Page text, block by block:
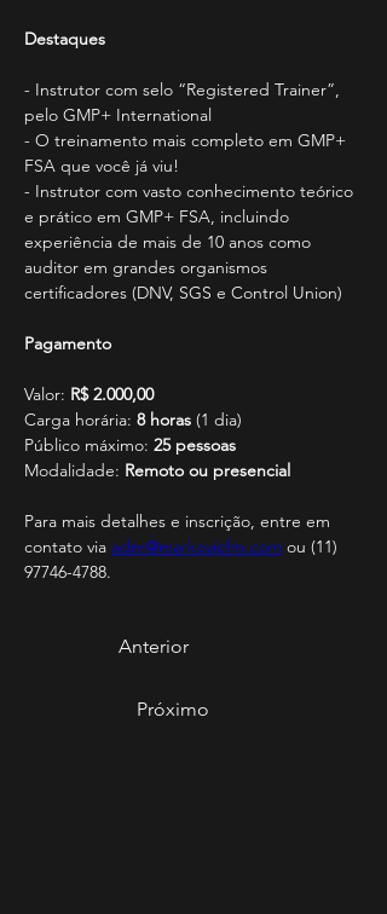
Destaques
- Instrutor com selo “Registered Trainer”,
pelo GMP+ International
- O treinamento mais completo em GMP+
FSA que você já viu!
- Instrutor com vasto conhecimento teórico
e prático em GMP+ FSA, incluindo
experiência de mais de 10 anos como
auditor em grandes organismos
certificadores (DNV, SGS e Control Union)
Pagamento
Valor: R$ 2.000,00
Carga horária: 8 horas (1 dia)
Público máximo: 25 pessoas
Modalidade: Remoto ou presencial
Para mais detalhes e inscrição, entre em
contato via adm@markovicfm.com ou (11)
97746-4788.
Anterior
Próximo